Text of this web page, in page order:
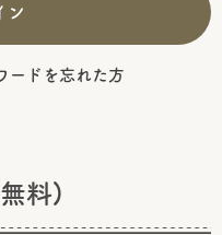
ン
ードを忘れた方
料)